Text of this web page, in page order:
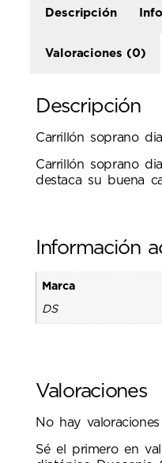
Descripción
Valoraciones (0)
Descripción
Carrillón soprano
Carrillón soprano
destaca su buena
Información
Marca
DS
Valoraciones
No hay
Sé el primero en